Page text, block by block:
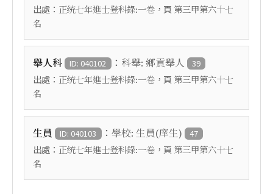
出處： 正统七年進士登科錄:一卷 ，頁 第三甲第六十七
名
舉人科 ID: 040102 ： 科舉: 鄉貢舉人 39
出處： 正统七年進士登科錄:一卷 ，頁 第三甲第六十七
名
生員 ID: 040103 ： 學校: 生員(庠生) 47
出處： 正统七年進士登科錄:一卷 ，頁 第三甲第六十七
名